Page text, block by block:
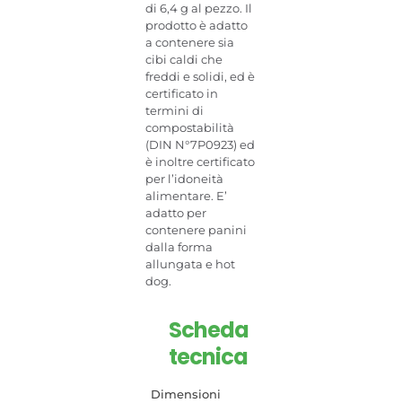
di 6,4 g al pezzo. Il
prodotto è adatto
a contenere sia
cibi caldi che
freddi e solidi, ed è
certificato in
termini di
compostabilità
(DIN N°7P0923) ed
è inoltre certificato
per l’idoneità
alimentare. E’
adatto per
contenere panini
dalla forma
allungata e hot
dog.
Scheda
tecnica
Dimensioni